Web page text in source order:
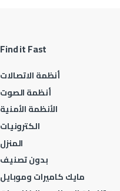
Find it Fast
أنظمة الاتصالات
أنظمة الصوت
الأنظمة الأمنية
الكترونيات
المنزل
بدون تصنيف
مايك كاميرات وموبايل